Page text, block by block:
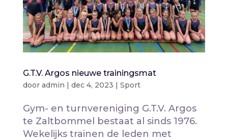
G.T.V. Argos nieuwe trainingsmat
door admin | dec 4, 2023 | Sport
Gym- en turnvereniging G.T.V. Argos
te Zaltbommel bestaat al sinds 1976.
Wekelijks trainen de leden met